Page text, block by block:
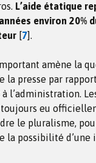
L’aide étatique
environ 20%
[7].
amène la
la presse par
l’administration.
eu
le pluralisme,
la possibilité d’une